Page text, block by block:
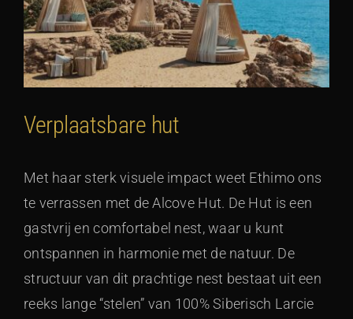
Verplaatsbare hut
Met haar sterk visuele impact weet Ethimo ons
te verrassen met de Alcove Hut. De Hut is een
gastvrij en comfortabel nest, waar u kunt
ontspannen in harmonie met de natuur. De
structuur van dit prachtige nest bestaat uit een
reeks lange “stelen” van 100% Siberisch Larcie